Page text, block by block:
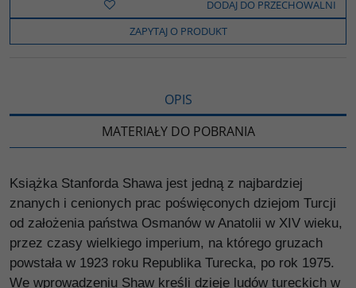
o
k
e
i
n
k
e
l
s
DODAJ DO PRZECHOWALNI
ZAPYTAJ O PRODUKT
OPIS
MATERIAŁY DO POBRANIA
Książka Stanforda Shawa jest jedną z najbardziej
znanych i cenionych prac poświęconych dziejom Turcji
od założenia państwa Osmanów w Anatolii w XIV wieku,
przez czasy wielkiego imperium, na którego gruzach
powstała w 1923 roku Republika Turecka, po rok 1975.
We wprowadzeniu Shaw kreśli dzieje ludów tureckich w